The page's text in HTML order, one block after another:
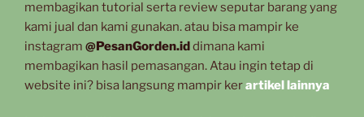
membagikan tutorial serta review seputar barang yang
kami jual dan kami gunakan. atau bisa mampir ke
instagram @PesanGorden.iddimana kami
membagikan hasil pemasangan. Atau ingin tetap di
website ini? bisa langsung mampir kerartikel lainnya